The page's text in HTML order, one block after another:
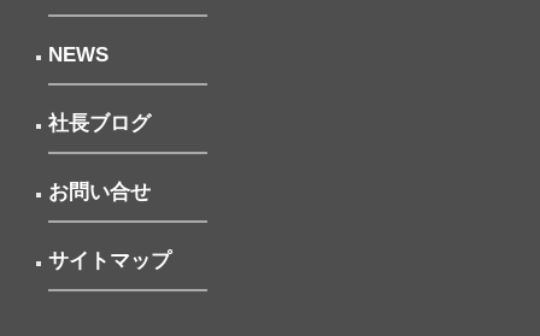
NEWS
社長ブログ
お問い合せ
サイトマップ